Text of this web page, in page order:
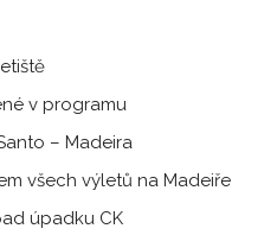
v programu
– Madeira
všech výletů na Madeiře
úpadku CK